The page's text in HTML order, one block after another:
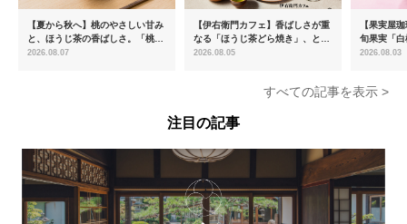
【夏から秋へ】桃のやさしい甘み
と、ほうじ茶の香ばしさ。「桃と
ほうじ茶のあんみつ」を8月中旬
2026.08.07
【伊右衛門カフェ】香ばしさが重
なる「ほうじ茶どら焼き」、とろ
ける「宇治抹茶ティラミス」が新
2026.08.05
【果実屋
旬果実「
限定販売
2026.08.03
すべての記事を表示 >
注目の記事